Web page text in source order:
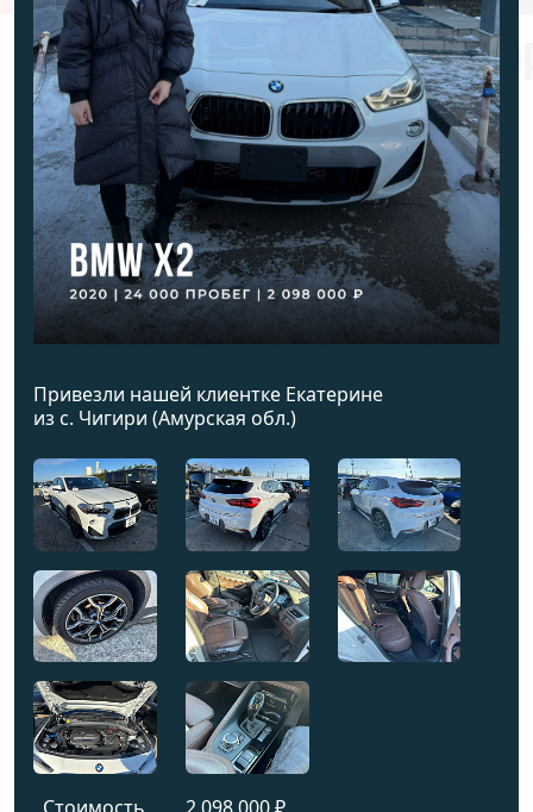
Привезли нашей клиентке Екатерине
из с. Чигири (Амурская обл.)